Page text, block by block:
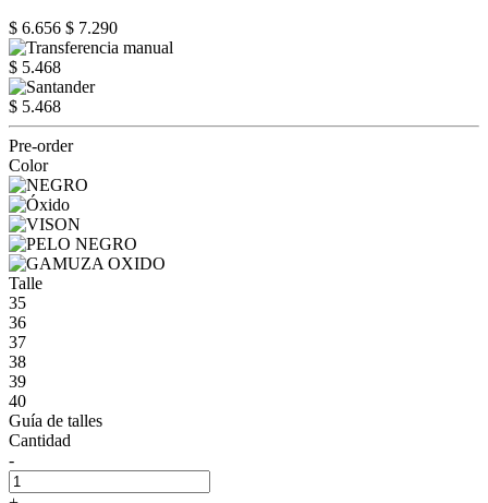
$ 6.656 $ 7.290
$ 5.468
$ 5.468
Pre-order
Color
Talle
35
36
37
38
39
40
Guía de talles
Cantidad
-